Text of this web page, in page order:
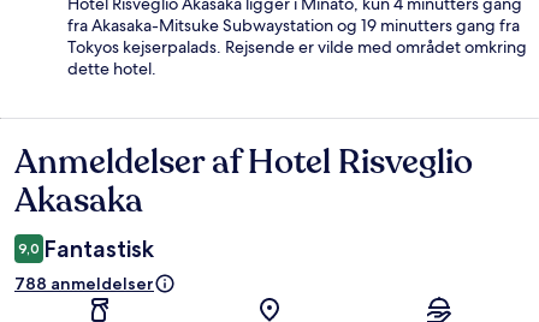
fra Akasaka-Mitsuke Subwaystation og 19 minutters gang fra
Tokyos kejserpalads. Rejsende er vilde med området omkring
dette hotel.
Anmeldelser
Anmeldelser af Hotel Risveglio
Akasaka
9,0 Fantastisk
788 anmeldelser